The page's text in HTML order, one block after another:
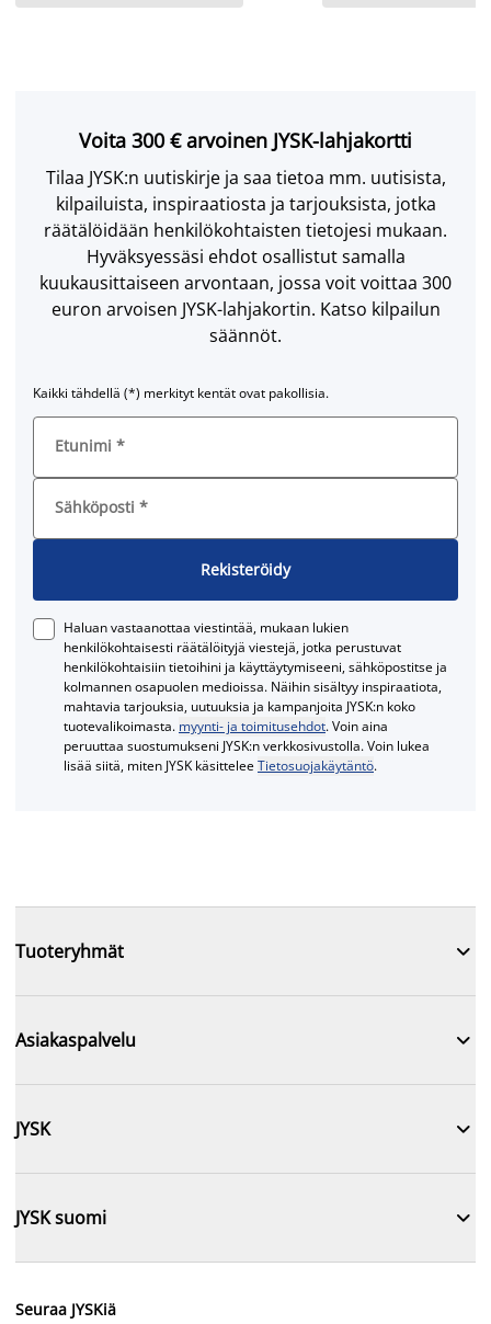
Voita 300 € arvoinen JYSK-lahjakortti
Tilaa JYSK:n uutiskirje ja saa tietoa mm. uutisista,
kilpailuista, inspiraatiosta ja tarjouksista, jotka
räätälöidään henkilökohtaisten tietojesi mukaan.
Hyväksyessäsi ehdot osallistut samalla
kuukausittaiseen arvontaan, jossa voit voittaa 300
euron arvoisen JYSK-lahjakortin. Katso kilpailun
säännöt.
Kaikki tähdellä (*) merkityt kentät ovat pakollisia.
Etunimi *
Sähköposti *
Rekisteröidy
Haluan vastaanottaa viestintää, mukaan lukien
henkilökohtaisesti räätälöityjä viestejä, jotka perustuvat
henkilökohtaisiin tietoihini ja käyttäytymiseeni, sähköpostitse ja
kolmannen osapuolen medioissa. Näihin sisältyy inspiraatiota,
mahtavia tarjouksia, uutuuksia ja kampanjoita JYSK:n koko
tuotevalikoimasta. myynti- ja toimitusehdot. Voin aina
peruuttaa suostumukseni JYSK:n verkkosivustolla. Voin lukea
lisää siitä, miten JYSK käsitteleeTietosuojakäytäntö.
Tuoteryhmät 
Asiakaspalvelu 
JYSK 
JYSK suomi 
Seuraa JYSKiä